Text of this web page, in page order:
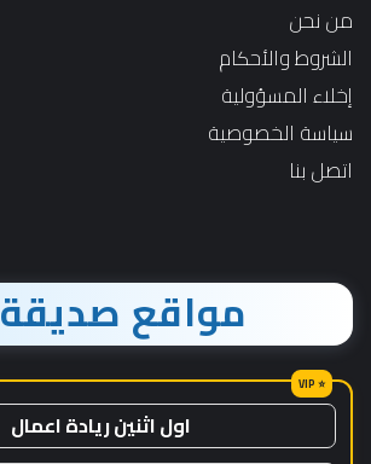
من نحن
الشروط والأحكام
إخلاء المسؤولية
سياسة الخصوصية
اتصل بنا
مواقع صديقة
اول اثنين ريادة اعمال